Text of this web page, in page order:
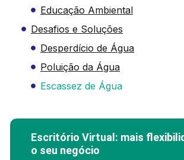
Educação Ambiental
Desafios e Soluções
Desperdício de Água
Poluição da Água
Escassez de Água
Escritório Virtual: mais
o seu negócio